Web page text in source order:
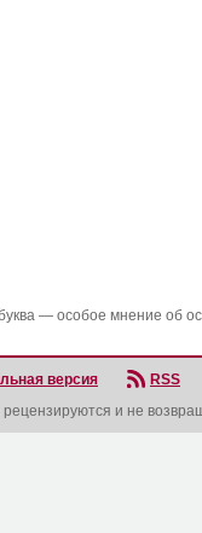
— особое мнение об
версия
RSS
рецензируются и не